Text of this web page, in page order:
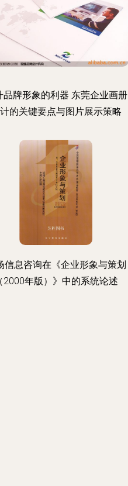
品牌形象的利器 东莞企业画册
的关键要点与图片展示策略
信息咨询在《企业形象与策划
（2000年版）》中的系统论述